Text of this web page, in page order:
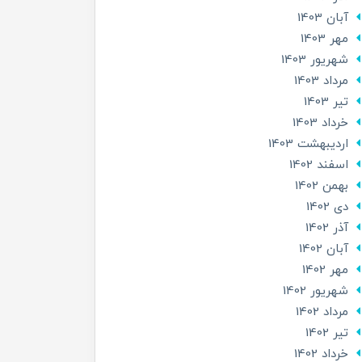
آبان 1403
مهر 1403
شهریور 1403
مرداد 1403
تير 1403
خرداد 1403
ارديبهشت 1403
اسفند 1402
بهمن 1402
دی 1402
آذر 1402
آبان 1402
مهر 1402
شهریور 1402
مرداد 1402
تير 1402
خرداد 1402